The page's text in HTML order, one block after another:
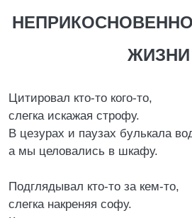
ЖИЗНИ
Цитировал кто-то кого-то,
слегка искажая строфу.
В цезурах и паузах булькала
а мы целовались в шкафу.
Подглядывал кто-то за кем-то,
слегка накреняя софу.